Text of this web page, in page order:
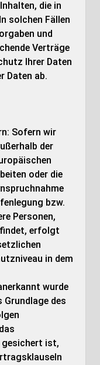
die in
solchen Fällen
und
Verträge
Ihrer Daten
Daten ab.
Sofern wir
der
oder die
bzw.
Personen,
erfolgt
in dem
wurde
Grundlage des
gesichert ist,